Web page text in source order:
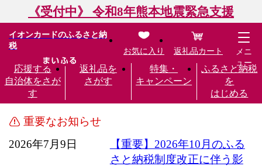
《受付中》 令和8年熊本地震緊急支援
イオンカードのふるさと納
税
応援する
自治体をさが
す
返礼品を
さがす
特集・
キャンペーン
ふるさと納税
を
はじめる
お気に入り 返礼品カート
メニ
ュー
重要なお知らせ
2026年7月9日
【重要】2026年10月のふる
さと納税制度改正に伴う影